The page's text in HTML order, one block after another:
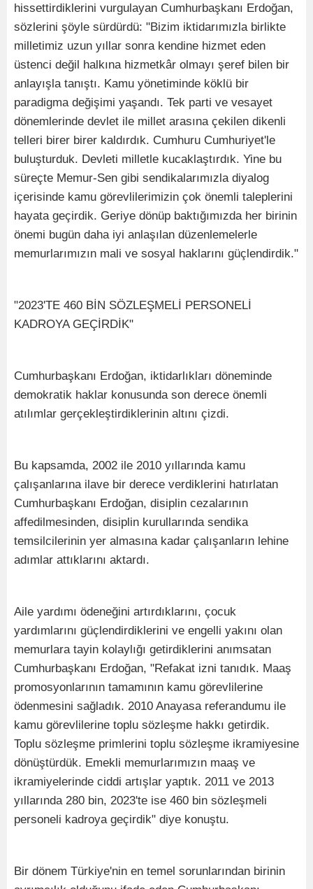
hissettirdiklerini vurgulayan Cumhurbaşkanı Erdoğan,
sözlerini şöyle sürdürdü: "Bizim iktidarımızla birlikte
milletimiz uzun yıllar sonra kendine hizmet eden
üstenci değil halkına hizmetkâr olmayı şeref bilen bir
anlayışla tanıştı. Kamu yönetiminde köklü bir
paradigma değişimi yaşandı. Tek parti ve vesayet
dönemlerinde devlet ile millet arasına çekilen dikenli
telleri birer birer kaldırdık. Cumhuru Cumhuriyet'le
buluşturduk. Devleti milletle kucaklaştırdık. Yine bu
süreçte Memur-Sen gibi sendikalarımızla diyalog
içerisinde kamu görevlilerimizin çok önemli taleplerini
hayata geçirdik. Geriye dönüp baktığımızda her birinin
önemi bugün daha iyi anlaşılan düzenlemelerle
memurlarımızın mali ve sosyal haklarını güçlendirdik."
"2023'TE 460 BİN SÖZLEŞMELİ PERSONELİ
KADROYA GEÇİRDİK"
Cumhurbaşkanı Erdoğan, iktidarlıkları döneminde
demokratik haklar konusunda son derece önemli
atılımlar gerçekleştirdiklerinin altını çizdi.
Bu kapsamda, 2002 ile 2010 yıllarında kamu
çalışanlarına ilave bir derece verdiklerini hatırlatan
Cumhurbaşkanı Erdoğan, disiplin cezalarının
affedilmesinden, disiplin kurullarında sendika
temsilcilerinin yer almasına kadar çalışanların lehine
adımlar attıklarını aktardı.
Aile yardımı ödeneğini artırdıklarını, çocuk
yardımlarını güçlendirdiklerini ve engelli yakını olan
memurlara tayin kolaylığı getirdiklerini anımsatan
Cumhurbaşkanı Erdoğan, "Refakat izni tanıdık. Maaş
promosyonlarının tamamının kamu görevlilerine
ödenmesini sağladık. 2010 Anayasa referandumu ile
kamu görevlilerine toplu sözleşme hakkı getirdik.
Toplu sözleşme primlerini toplu sözleşme ikramiyesine
dönüştürdük. Emekli memurlarımızın maaş ve
ikramiyelerinde ciddi artışlar yaptık. 2011 ve 2013
yıllarında 280 bin, 2023'te ise 460 bin sözleşmeli
personeli kadroya geçirdik" diye konuştu.
Bir dönem Türkiye'nin en temel sorunlarından birinin